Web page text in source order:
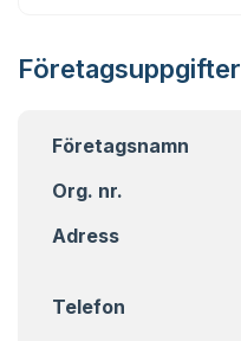
Företagsuppgifter
Företagsnamn
Org. nr.
Adress
Telefon